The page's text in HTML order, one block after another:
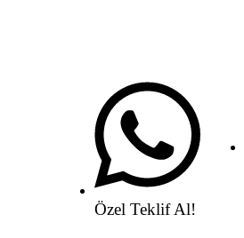
Özel Teklif Al!